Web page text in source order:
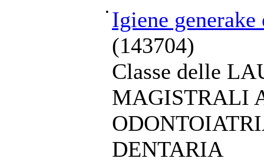
• Igiene generake
(143704)
Classe delle
MAGISTRALI
DENTARIA